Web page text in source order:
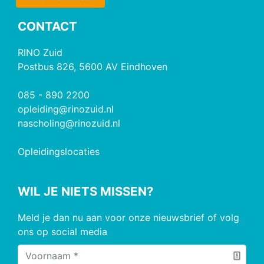
CONTACT
RINO Zuid
Postbus 826, 5600 AV Eindhoven
085 - 890 2200
opleiding@rinozuid.nl
nascholing@rinozuid.nl
Opleidingslocaties
WIL JE NIETS MISSEN?
Meld je dan nu aan voor onze nieuwsbrief of volg
ons op social media